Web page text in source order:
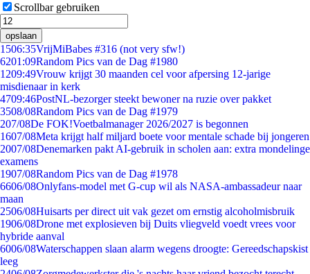
Scrollbar gebruiken
opslaan
1506:35VrijMiBabes #316 (not very sfw!)
6201:09Random Pics van de Dag #1980
1209:49Vrouw krijgt 30 maanden cel voor afpersing 12-jarige
misdienaar in kerk
4709:46PostNL-bezorger steekt bewoner na ruzie over pakket
3508/08Random Pics van de Dag #1979
207/08De FOK!Voetbalmanager 2026/2027 is begonnen
1607/08Meta krijgt half miljard boete voor mentale schade bij jongeren
2007/08Denemarken pakt AI-gebruik in scholen aan: extra mondelinge
examens
1907/08Random Pics van de Dag #1978
6606/08Onlyfans-model met G-cup wil als NASA-ambassadeur naar
maan
2506/08Huisarts per direct uit vak gezet om ernstig alcoholmisbruik
1906/08Drone met explosieven bij Duits vliegveld voedt vrees voor
hybride aanval
6006/08Waterschappen slaan alarm wegens droogte: Gereedschapskist
leeg